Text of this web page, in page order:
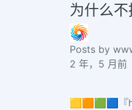
为什么
Posts by
2 年，5 月前
🟨🟧🟩🟦『